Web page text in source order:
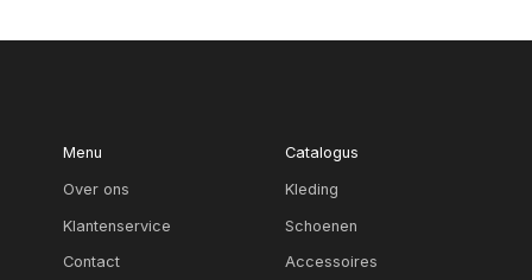
lime
multi collour
38/42
39
Menu
Over ons
Klantenservice
Contact
Catalogus
Kleding
Schoenen
Accessoires